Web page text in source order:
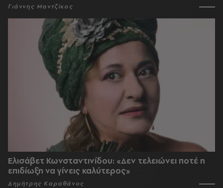
Γιάννης Μαντζίκος
Ελισάβετ Κωνσταντινίδου: «Δεν τελειώνει ποτέ η
επιδίωξη να γίνεις καλύτερος»
Δημήτρης Καραθάνος